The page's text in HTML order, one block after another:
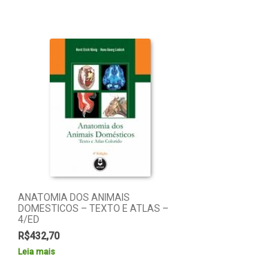
ANATOMIA DOS ANIMAIS
DOMESTICOS – TEXTO E ATLAS –
4/ED
R$432,70
Leia mais